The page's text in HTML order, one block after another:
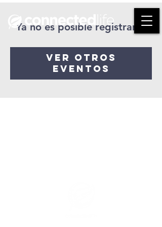
Ya no es posible registrarse
Ver otros
eventos